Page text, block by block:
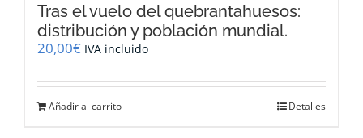
Tras el vuelo del quebrantahuesos:
distribución y población mundial.
20,00€ IVA incluido
Añadir al carrito Detalles